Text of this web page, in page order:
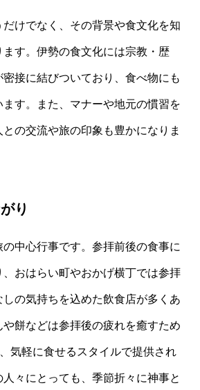
けでなく、その背景や食文化を知
ます。伊勢の食文化には宗教・歴
接に結びついており、食べ物にも
す。また、マナーや地元の慣習を
の交流や旅の印象も豊かになりま
り
中心行事です。参拝前後の食事に
おはらい町やおかげ横丁では参拝
の気持ちを込めた飲食店が多くあ
や餅などは参拝後の疲れを癒すため
気軽に食せるスタイルで提供され
々にとっても、季節折々に神事と